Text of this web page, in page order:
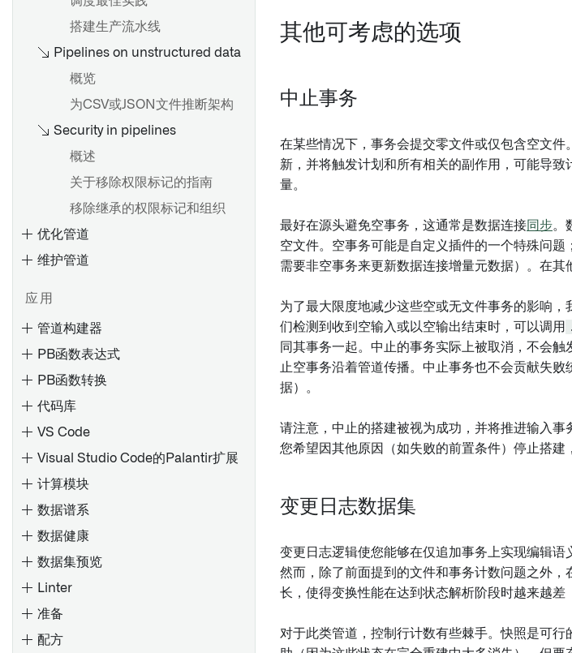
搭建生产流水线
Pipelines on unstructured data
概览
为CSV或JSON文件推断架构
Security in pipelines
概述
关于移除权限标记的指南
移除继承的权限标记和组织
优化管道
调试失败的管道
调试失败的流
排查内存不足（OOM）出错
排查计划
理解 Spark 细节
Spark UI [测试版]
理解计算使用情况
原生加速
维护管道
应用
管道构建器
概述
添加数据集
自动生成输入数据
批量输入数据集的计算模式
PB函数表达式
PB函数转换
代码库
在控制面板中配置代码库设置
预览变换
VS Code
Visual Studio Code的Palantir扩展
计算模块
数据谱系
数据健康
数据集预览
Linter
准备
配方
其他可考虑的选项
中止事务
在某些情况下，事务会提交零文件或仅包含空文
新，并将触发计划和所有相关的副作用，可能导
量。
最好在源头避免空事务，这通常是数据连接 同步。
空文件。空事务可能是自定义插件的一个特殊问
需要非空事务来更新数据连接增量元数据）。在其
为了最大限度地减少这些空或无文件事务的影响
们检测到收到空输入或以空输出结束时，可以调用
同其事务一起。中止的事务实际上被取消，不会
止空事务沿着管道传播。中止事务也不会贡献失
据）。
请注意，中止的搭建被视为成功，并将推进输入
您希望因其他原因（如失败的前置条件）停止搭建
变更日志数据集
变更日志逻辑使您能够在仅追加事务上实现编辑语
然而，除了前面提到的文件和事务计数问题之外
长，使得变换性能在达到状态解析阶段时越来越差
对于此类管道，控制行计数有些棘手。快照是可